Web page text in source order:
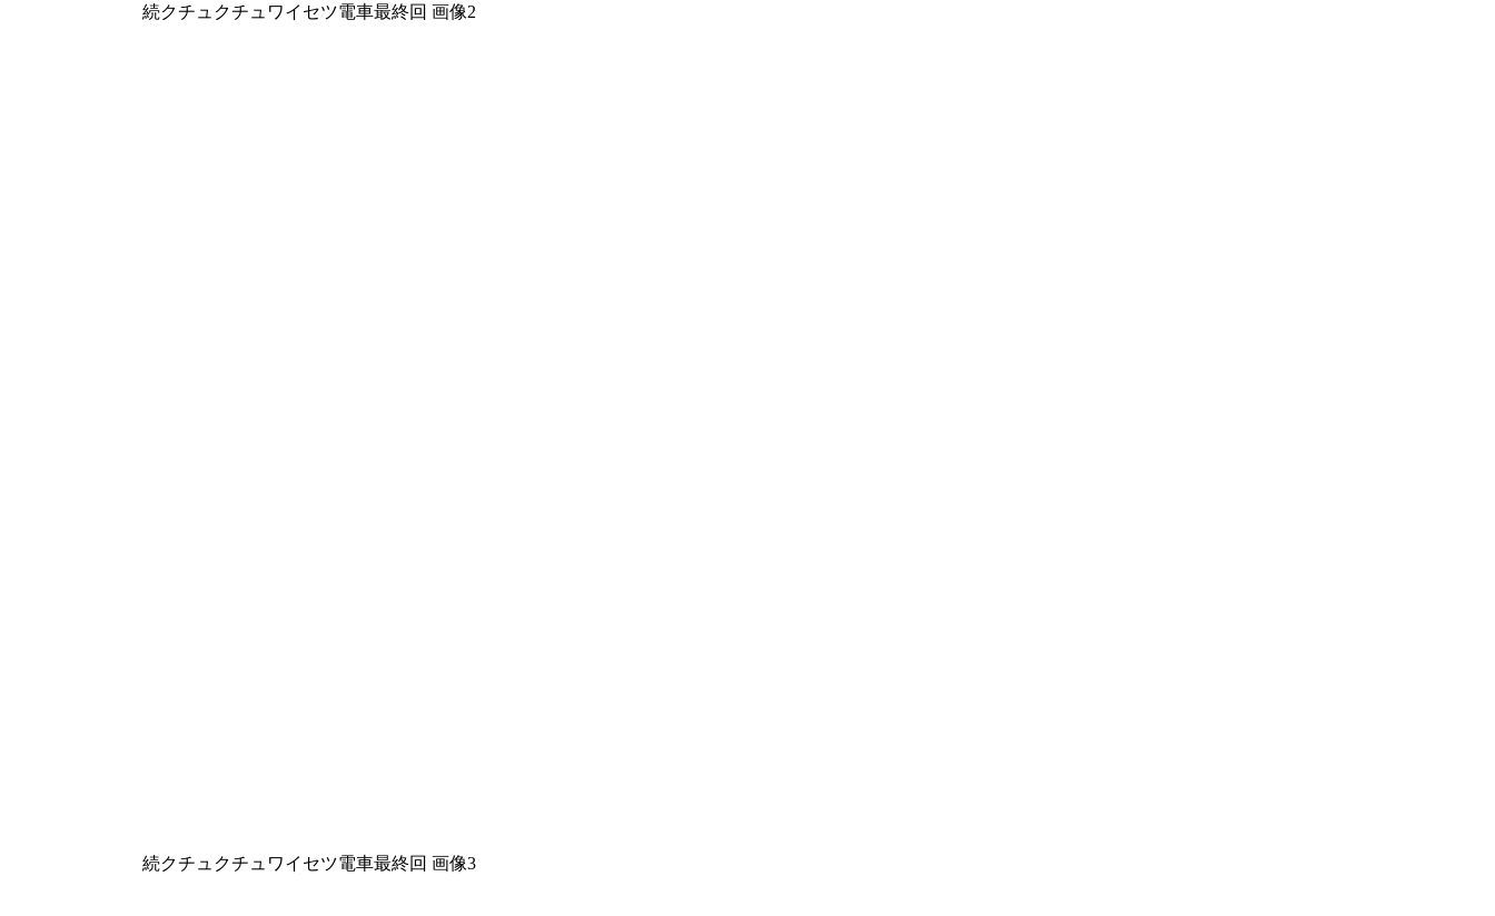
続クチュクチュワイセツ電車最終回 画像2
続クチュクチュワイセツ電車最終回 画像3